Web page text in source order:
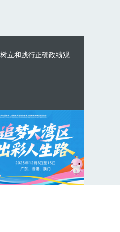
树立和践行正确政绩观